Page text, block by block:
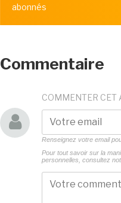
abonnés
Commentaire
COMMENTER CET
Renseignez votre email
Pour tout savoir sur la
personnelles, consultez